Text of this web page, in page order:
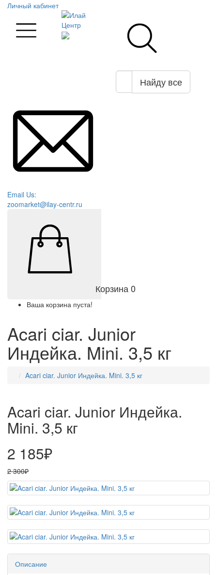
Личный кабинет
Найду все
Email Us:
zoomarket@ilay-centr.ru
Корзина0
Ваша корзина пуста!
Acari ciar. Junior
Индейка. Mini. 3,5 кг
Acari ciar. Junior Индейка. Mini. 3,5 кг
Acari ciar. Junior Индейка.
Mini. 3,5 кг
2 185₽
2 300₽
Описание